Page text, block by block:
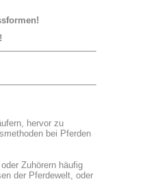
hervor zu
bei Pferden
Zuhörern häufig
der Pferdewelt, oder